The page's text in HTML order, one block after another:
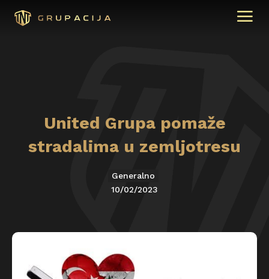
United Grupa pomaže
stradalima u zemljotresu
Generalno
10/02/2023